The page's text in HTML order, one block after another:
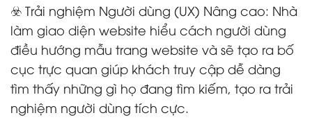
☣️ Trải nghiệm Người dùng (UX) Nâng cao: Nhà
làm giao diện website hiểu cách người dùng
điều hướng mẫu trang website và sẽ tạo ra bố
cục trực quan giúp khách truy cập dễ dàng
tìm thấy những gì họ đang tìm kiếm, tạo ra trải
nghiệm người dùng tích cực.